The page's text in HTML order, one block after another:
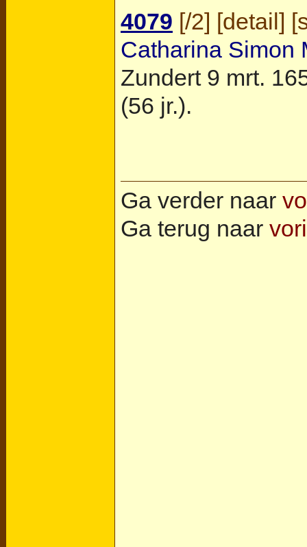
4079 [/2] [detail] [
Catharina Simon
Zundert9 mrt.
(56 jr.).
Ga verder naar
Ga terug naar